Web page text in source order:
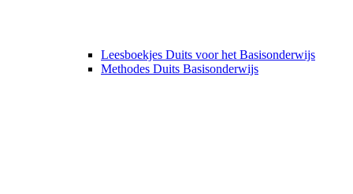
Leesboekjes Duits voor het Basisonderwijs
Methodes Duits Basisonderwijs